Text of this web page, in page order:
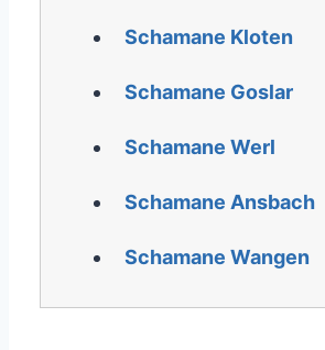
Schamane Kloten
Schamane Goslar
Schamane Werl
Schamane Ansbach
Schamane Wangen